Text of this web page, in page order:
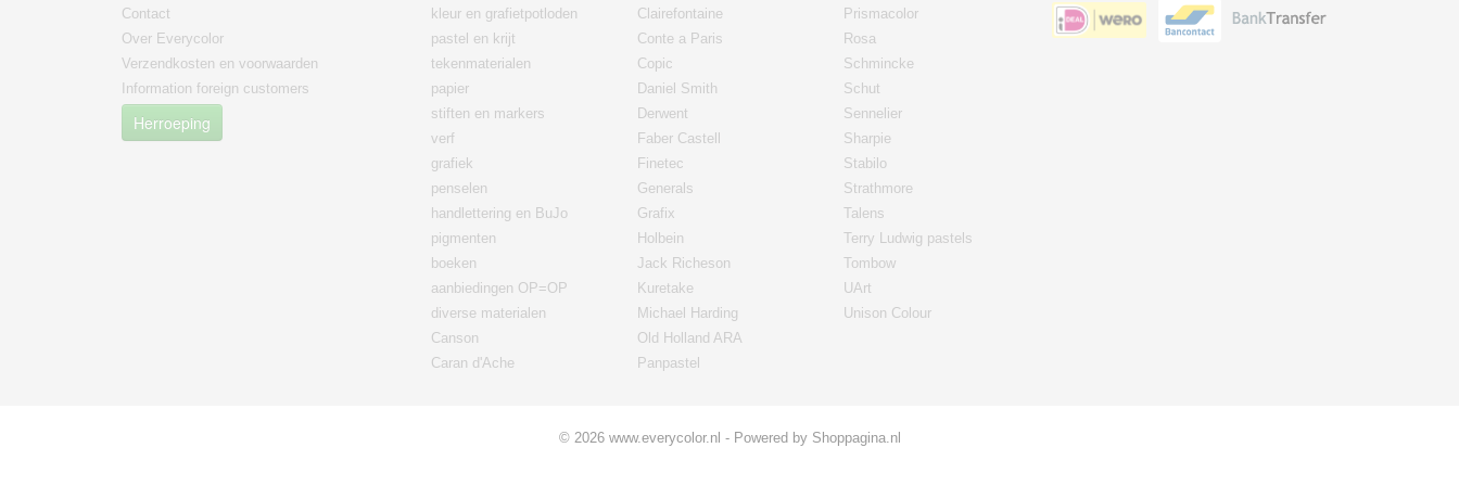
Contact
Over Everycolor
Verzendkosten en voorwaarden
Information foreign customers
Herroeping
kleur en grafietpotloden
pastel en krijt
tekenmaterialen
papier
stiften en markers
verf
grafiek
penselen
handlettering en BuJo
pigmenten
boeken
aanbiedingen OP=OP
diverse materialen
Canson
Caran d'Ache
Clairefontaine
Conte a Paris
Copic
Daniel Smith
Derwent
Faber Castell
Finetec
Generals
Grafix
Holbein
Jack Richeson
Kuretake
Michael Harding
Old Holland ARA
Panpastel
Prismacolor
Rosa
Schmincke
Schut
Sennelier
Sharpie
Stabilo
Strathmore
Talens
Terry Ludwig pastels
Tombow
UArt
Unison Colour
© 2026 www.everycolor.nl - Powered by Shoppagina.nl